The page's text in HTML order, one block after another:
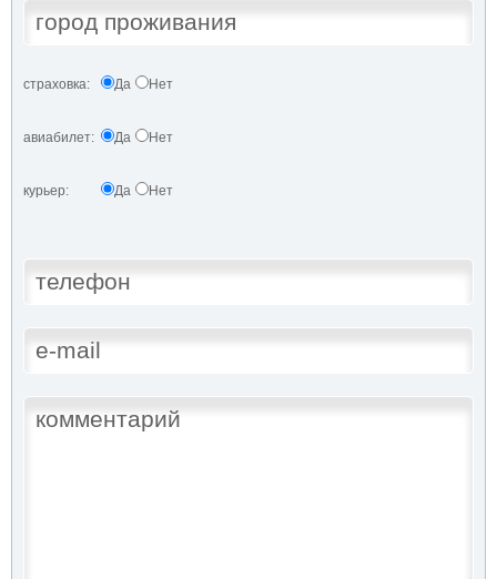
страховка: Да Нет
авиабилет: Да Нет
курьер: Да Нет